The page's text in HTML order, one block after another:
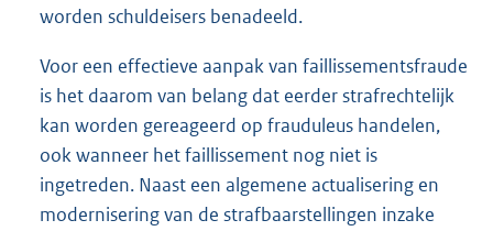
worden schuldeisers benadeeld.
Voor een effectieve aanpak van faillissementsfraude
is het daarom van belang dat eerder strafrechtelijk
kan worden gereageerd op frauduleus handelen,
ook wanneer het faillissement nog niet is
ingetreden. Naast een algemene actualisering en
modernisering van de strafbaarstellingen inzake